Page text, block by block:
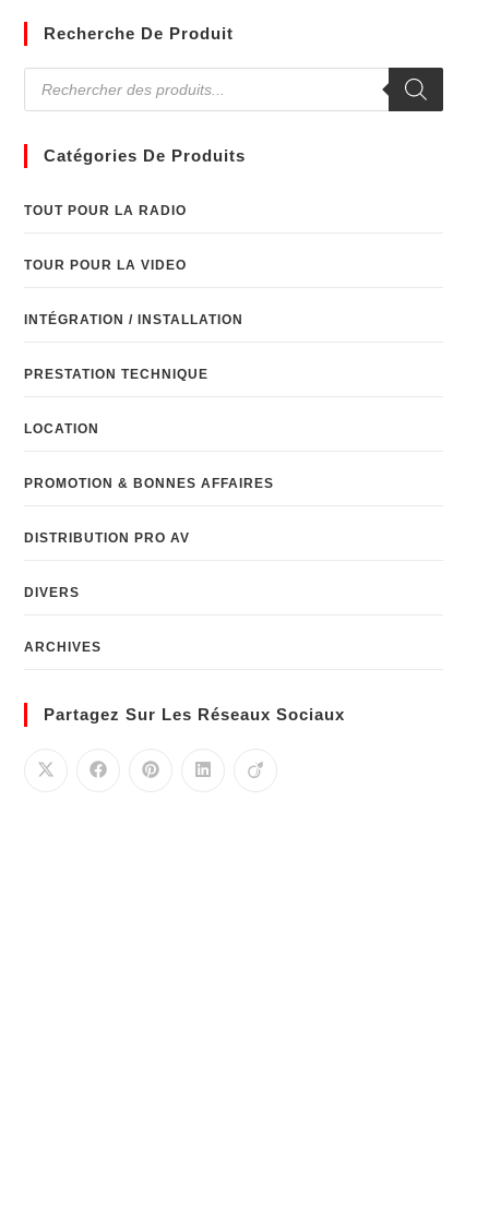
Recherche De Produit
Catégories De Produits
TOUT POUR LA RADIO
TOUR POUR LA VIDEO
INTÉGRATION / INSTALLATION
PRESTATION TECHNIQUE
LOCATION
PROMOTION & BONNES AFFAIRES
DISTRIBUTION PRO AV
DIVERS
ARCHIVES
Partagez Sur Les Réseaux Sociaux